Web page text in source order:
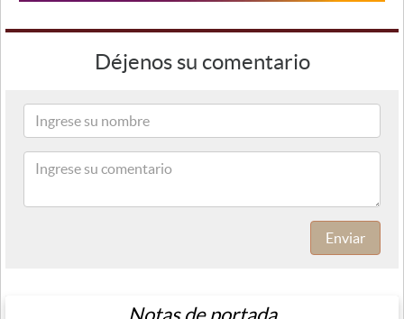
Déjenos su comentario
Enviar
Notas de portada